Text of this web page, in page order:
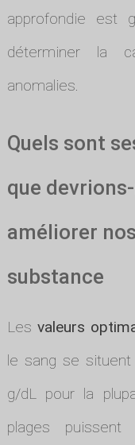
approfondie est
déterminer la
anomalies.
Quels sont
que
améliorer
substance
Les valeurs
le sang se
g/dL pour la
plages